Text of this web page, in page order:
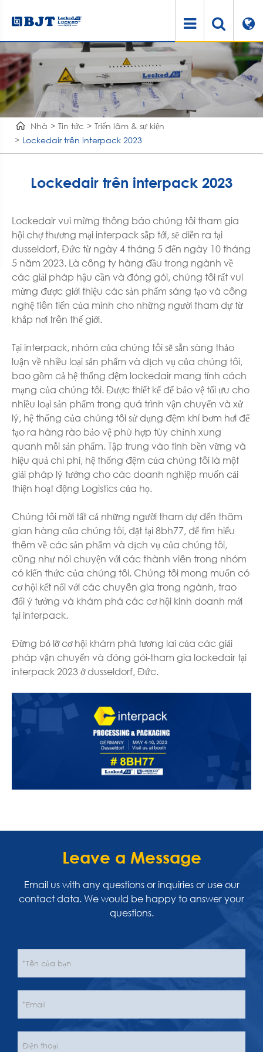
Nhà Tin tức
Triển lãm & sự kiện
Lockedair trên interpack 2023
Lockedair trên interpack 2023
Lockedair vui mừng thông báo chúng tôi tham gia
hội chợ thương mại interpack sắp tới, sẽ diễn ra tại
dusseldorf, Đức từ ngày 4 tháng 5 đến ngày 10 tháng
5 năm 2023. Là công ty hàng đầu trong ngành về
các giải pháp hậu cần và đóng gói, chúng tôi rất vui
mừng được giới thiệu các sản phẩm sáng tạo và công
nghệ tiên tiến của mình cho những người tham dự từ
khắp nơi trên thế giới.
Tại interpack, nhóm của chúng tôi sẽ sẵn sàng thảo
luận về nhiều loại sản phẩm và dịch vụ của chúng tôi,
bao gồm cả hệ thống đệm lockedair mang tính cách
mạng của chúng tôi. Được thiết kế để bảo vệ tối ưu cho
nhiều loại sản phẩm trong quá trình vận chuyển và xử
lý, hệ thống của chúng tôi sử dụng đệm khí bơm hơi để
tạo ra hàng rào bảo vệ phù hợp tùy chỉnh xung
quanh mỗi sản phẩm. Tập trung vào tính bền vững và
hiệu quả chi phí, hệ thống đệm của chúng tôi là một
giải pháp lý tưởng cho các doanh nghiệp muốn cải
thiện hoạt động Logistics của họ.
Chúng tôi mời tất cả những người tham dự đến thăm
gian hàng của chúng tôi, đặt tại 8bh77, để tìm hiểu
thêm về các sản phẩm và dịch vụ của chúng tôi,
cũng như nói chuyện với các thành viên trong nhóm
có kiến thức của chúng tôi. Chúng tôi mong muốn có
cơ hội kết nối với các chuyên gia trong ngành, trao
đổi ý tưởng và khám phá các cơ hội kinh doanh mới
tại interpack.
Đừng bỏ lỡ cơ hội khám phá tương lai của các giải
pháp vận chuyển và đóng gói-tham gia lockedair tại
interpack 2023 ở dusseldorf, Đức.
Leave a Message
Email us with any questions or inquiries or use our
contact data. We would be happy to answer your
questions.